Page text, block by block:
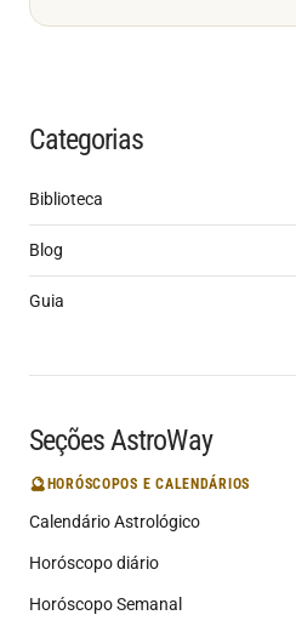
Categorias
Biblioteca
Blog
Guia
Seções AstroWay
🔮HORÓSCOPOS E CALENDÁRIOS
Calendário Astrológico
Horóscopo diário
Horóscopo Semanal